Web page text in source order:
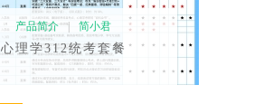
产品简介 简小君
心理学312统考套餐